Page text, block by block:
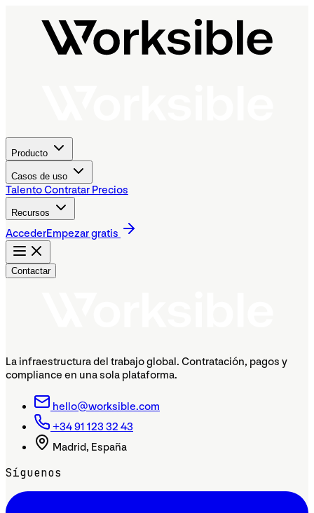
Producto
Casos de uso
TalentoContratar Precios
Recursos
AccederEmpezar gratis
Contactar
La infraestructura del trabajo global. Contratación, pagos y
compliance en una sola plataforma.
hello@worksible.com
+34 91 123 32 43
Madrid, España
Síguenos